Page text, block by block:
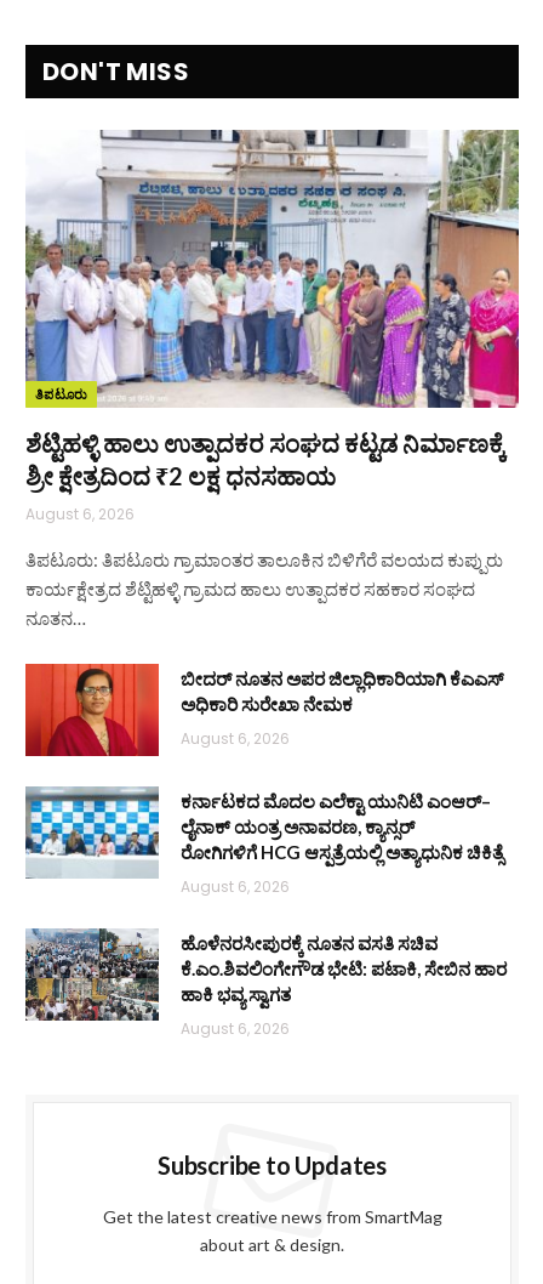
DON'T MISS
ತಿಪಟೂರು
ಶೆಟ್ಟಿಹಳ್ಳಿ ಹಾಲು ಉತ್ಪಾದಕರ ಸಂಘದ ಕಟ್ಟಡ ನಿರ್ಮಾಣಕ್ಕೆ
ಶ್ರೀ ಕ್ಷೇತ್ರದಿಂದ ₹2 ಲಕ್ಷ ಧನಸಹಾಯ
August 6, 2026
ತಿಪಟೂರು: ತಿಪಟೂರು ಗ್ರಾಮಾಂತರ ತಾಲೂಕಿನ ಬಿಳಿಗೆರೆ ವಲಯದ ಕುಪ್ಪುರು
ಕಾರ್ಯಕ್ಷೇತ್ರದ ಶೆಟ್ಟಿಹಳ್ಳಿ ಗ್ರಾಮದ ಹಾಲು ಉತ್ಪಾದಕರ ಸಹಕಾರ ಸಂಘದ
ನೂತನ…
ಬೀದರ್ ನೂತನ ಅಪರ ಜಿಲ್ಲಾಧಿಕಾರಿಯಾಗಿ ಕೆಎಎಸ್
ಅಧಿಕಾರಿ ಸುರೇಖಾ ನೇಮಕ
August 6, 2026
ಕರ್ನಾಟಕದ ಮೊದಲ ಎಲೆಕ್ಟಾ ಯುನಿಟಿ ಎಂಆರ್–
ಲೈನಾಕ್ ಯಂತ್ರ ಅನಾವರಣ, ಕ್ಯಾನ್ಸರ್
ರೋಗಿಗಳಿಗೆ HCG ಆಸ್ಪತ್ರೆಯಲ್ಲಿ ಅತ್ಯಾಧುನಿಕ ಚಿಕಿತ್ಸೆ
August 6, 2026
ಹೊಳೆನರಸೀಪುರಕ್ಕೆ ನೂತನ ವಸತಿ ಸಚಿವ
ಕೆ.ಎಂ.ಶಿವಲಿಂಗೇಗೌಡ ಭೇಟಿ: ಪಟಾಕಿ, ಸೇಬಿನ ಹಾರ
ಹಾಕಿ ಭವ್ಯ ಸ್ವಾಗತ
August 6, 2026
Subscribe to Updates
Get the latest creative news from SmartMag
about art & design.